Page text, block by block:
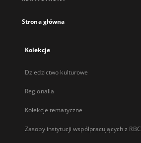
Strona główna
Kolekcje
Dziedzictwo kulturowe
Regionalia
Kolekcje tematyczne
Zasoby instytucji współpracujących z RBC